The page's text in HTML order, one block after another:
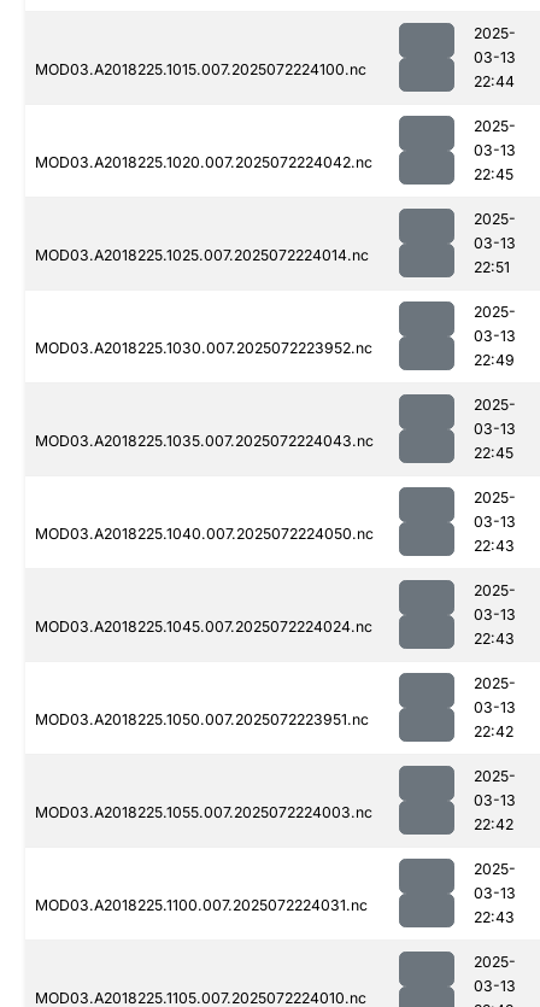
MOD03.A2018225.1015.007.2025072224100.nc
2025-
03-13
22:44
MOD03.A2018225.1020.007.2025072224042.nc
2025-
03-13
22:45
MOD03.A2018225.1025.007.2025072224014.nc
2025-
03-13
22:51
MOD03.A2018225.1030.007.2025072223952.nc
2025-
03-13
22:49
MOD03.A2018225.1035.007.2025072224043.nc
2025-
03-13
22:45
MOD03.A2018225.1040.007.2025072224050.nc
2025-
03-13
22:43
MOD03.A2018225.1045.007.2025072224024.nc
2025-
03-13
22:43
MOD03.A2018225.1050.007.2025072223951.nc
2025-
03-13
22:42
MOD03.A2018225.1055.007.2025072224003.nc
2025-
03-13
22:42
MOD03.A2018225.1100.007.2025072224031.nc
2025-
03-13
22:43
MOD03.A2018225.1105.007.2025072224010.nc
2025-
03-13